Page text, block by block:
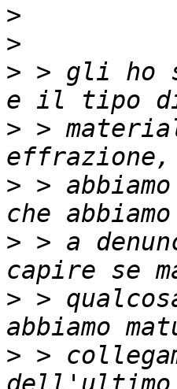
>
>
> > gli ho
> >
> >
> > a
> >
> >